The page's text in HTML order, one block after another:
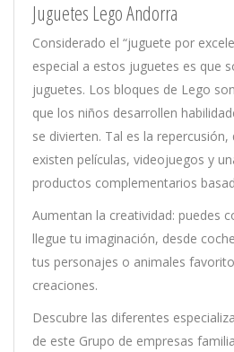
Juguetes Lego Andorra
Considerado el “juguete por
especial a estos juguetes es que
juguetes. Los bloques de Lego
que los niños desarrollen
se divierten. Tal es la
existen películas, videojuegos y
productos complementarios
Aumentan la creatividad: puedes
llegue tu imaginación, desde
tus personajes o animales
creaciones.
Descubre las diferentes
de este Grupo de empresas